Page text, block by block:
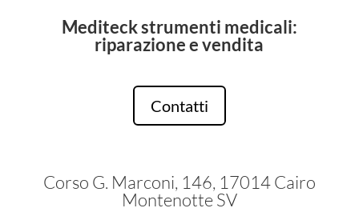
Mediteck strumenti medicali:
riparazione e vendita
Contatti
Corso G. Marconi, 146, 17014 Cairo
Montenotte SV